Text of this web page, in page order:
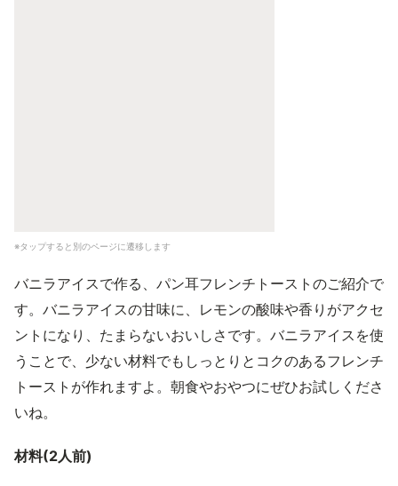
※タップすると別のページに遷移します
バニラアイスで作る、パン耳フレンチトーストのご紹介で
す。バニラアイスの甘味に、レモンの酸味や香りがアクセ
ントになり、たまらないおいしさです。バニラアイスを使
うことで、少ない材料でもしっとりとコクのあるフレンチ
トーストが作れますよ。朝食やおやつにぜひお試しくださ
いね。
材料(2人前)